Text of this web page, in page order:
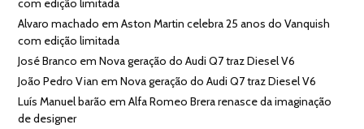
com edição limitada
Alvaro machado emAston Martin celebra 25 anos do Vanquish
com edição limitada
José Branco emNova geração do Audi Q7 traz Diesel V6
João Pedro Vian emNova geração do Audi Q7 traz Diesel V6
Luís Manuel barão emAlfa Romeo Brera renasce da imaginação
de designer